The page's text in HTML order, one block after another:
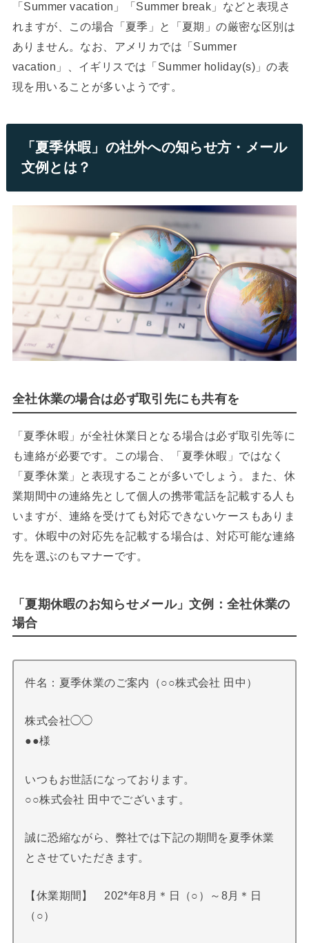
「Summer vacation」「Summer break」などと表現さ
れますが、この場合「夏季」と「夏期」の厳密な区別は
ありません。なお、アメリカでは「Summer
vacation」、イギリスでは「Summer holiday(s)」の表
現を用いることが多いようです。
「夏季休暇」の社外への知らせ方・メール
文例とは？
全社休業の場合は必ず取引先にも共有を
「夏季休暇」が全社休業日となる場合は必ず取引先等に
も連絡が必要です。この場合、「夏季休暇」ではなく
「夏季休業」と表現することが多いでしょう。また、休
業期間中の連絡先として個人の携帯電話を記載する人も
いますが、連絡を受けても対応できないケースもありま
す。休暇中の対応先を記載する場合は、対応可能な連絡
先を選ぶのもマナーです。
「夏期休暇のお知らせメール」文例：全社休業の
場合
件名：夏季休業のご案内（○○株式会社 田中）
株式会社◯◯
●●様
いつもお世話になっております。
○○株式会社 田中でございます。
誠に恐縮ながら、弊社では下記の期間を夏季休業
とさせていただきます。
【休業期間】 202*年8月＊日（○）～8月＊日
（○）